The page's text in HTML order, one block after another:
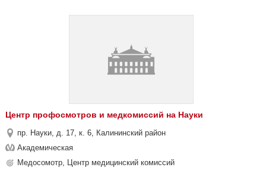
Центр профосмотров и медкомиссий на Науки
пр. Науки, д. 17, к. 6, Калининский район
Академическая
Медосомотр, Центр медицинский комиссий